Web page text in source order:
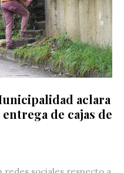
aclara
de cajas de